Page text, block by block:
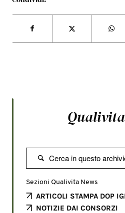

Sezioni Qualivita News
ARTICOLI STAMPA DOP
NOTIZIE DAI CONSORZI